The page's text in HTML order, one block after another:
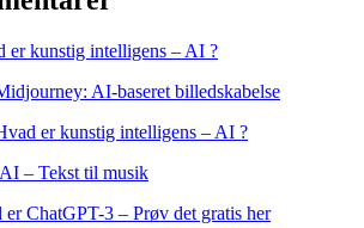
er kunstig intelligens – AI ?
AI-baseret billedskabelse
er kunstig intelligens – AI ?
– Tekst til musik
er ChatGPT-3 – Prøv det gratis her